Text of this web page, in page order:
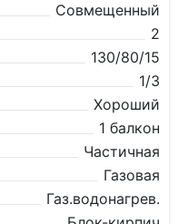
Совмещенный
2
130/80/15
1/3
Хороший
1 балкон
Частичная
Газовая
Газ.водонагрев.